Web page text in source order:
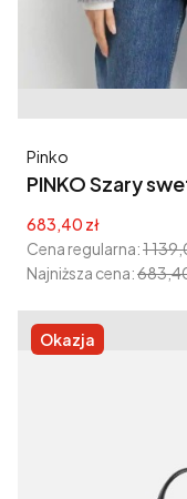
PINKO Szary
Producent
Pinko
Cena promocyjna
683,40 zł
Cena regularna:1
Najniższa cena:
Okazja